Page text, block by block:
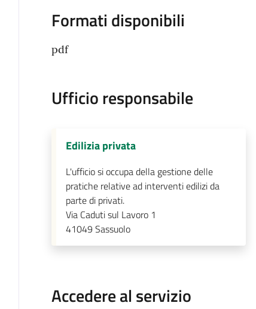
Formati disponibili
pdf
Ufficio responsabile
Edilizia privata
L'ufficio si occupa della gestione delle
pratiche relative ad interventi edilizi da
parte di privati.
Via Caduti sul Lavoro 1
41049 Sassuolo
Accedere al servizio